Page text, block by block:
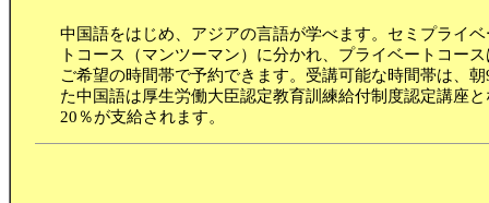
中国語をはじめ、アジアの言語が学べます。セミプライ
トコース（マンツーマン）に分かれ、プライベートコー
ご希望の時間帯で予約できます。受講可能な時間帯は、
た中国語は厚生労働大臣認定教育訓練給付制度認定講座
20％が支給されます。